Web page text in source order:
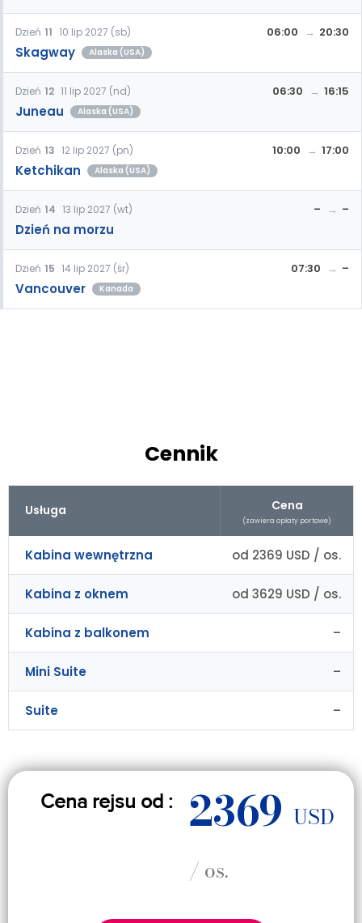
Dzień 11 10 lip 2027 (sb)
Skagway Alaska (USA)
06:00 20:30
Dzień 12 11 lip 2027 (nd)
Juneau Alaska (USA)
06:30 16:15
Dzień 13 12 lip 2027 (pn)
Ketchikan Alaska (USA)
10:00 17:00
Dzień 14 13 lip 2027 (wt)
Dzień na morzu
– –
Dzień 15 14 lip 2027 (śr)
Vancouver Kanada
07:30 –
Cennik
Usługa Cena
(zawiera opłaty portowe)
Kabina wewnętrzna od 2369 USD / os.
Kabina z oknem od 3629 USD / os.
Kabina z balkonem –
Mini Suite –
Suite –
Cena rejsu od : 2369 USD
/ os.